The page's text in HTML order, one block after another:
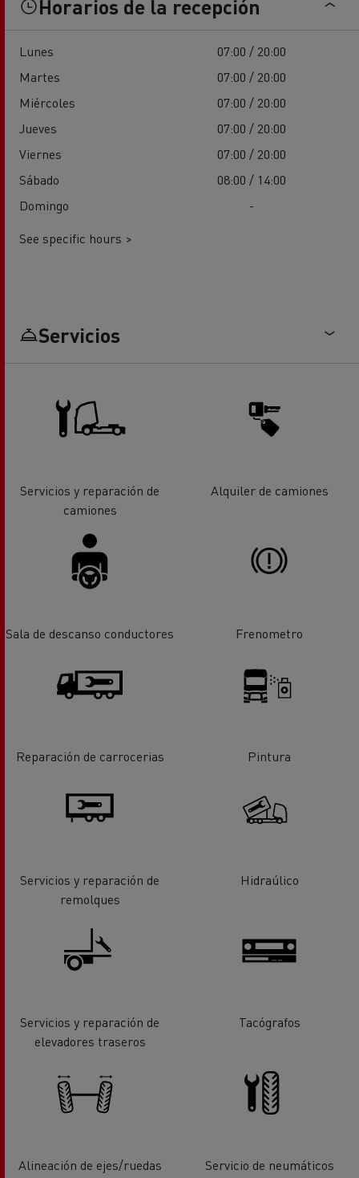
Horarios de la recepción
Lunes
07:00 / 20:00
Martes
07:00 / 20:00
Miércoles
07:00 / 20:00
Jueves
07:00 / 20:00
Viernes
07:00 / 20:00
Sábado
08:00 / 14:00
Domingo
-
See specific hours >
Servicios
Servicios y reparación de
camiones
Alquiler de camiones
Sala de descanso conductores Frenometro
Reparación de carrocerias Pintura
Servicios y reparación de
remolques
Hidraúlico
Servicios y reparación de
elevadores traseros
Tacógrafos
Alineación de ejes/ruedas Servicio de neumáticos